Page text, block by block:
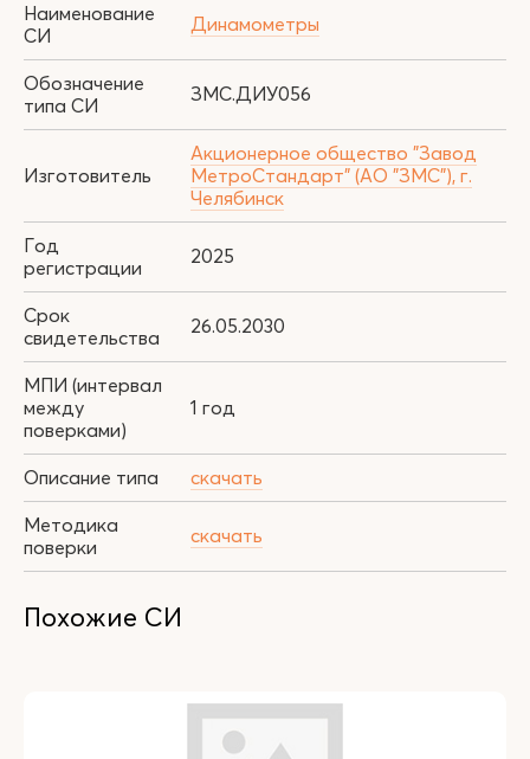
Наименование
СИ
Динамометры
Обозначение
типа СИ
ЗМС.ДИУ056
Изготовитель
Акционерное общество "Завод
МетроСтандарт" (АО "ЗМС"), г.
Челябинск
Год
регистрации
2025
Срок
свидетельства
26.05.2030
МПИ (интервал
между
поверками)
1 год
Описание типа
скачать
Методика
поверки
скачать
Похожие СИ